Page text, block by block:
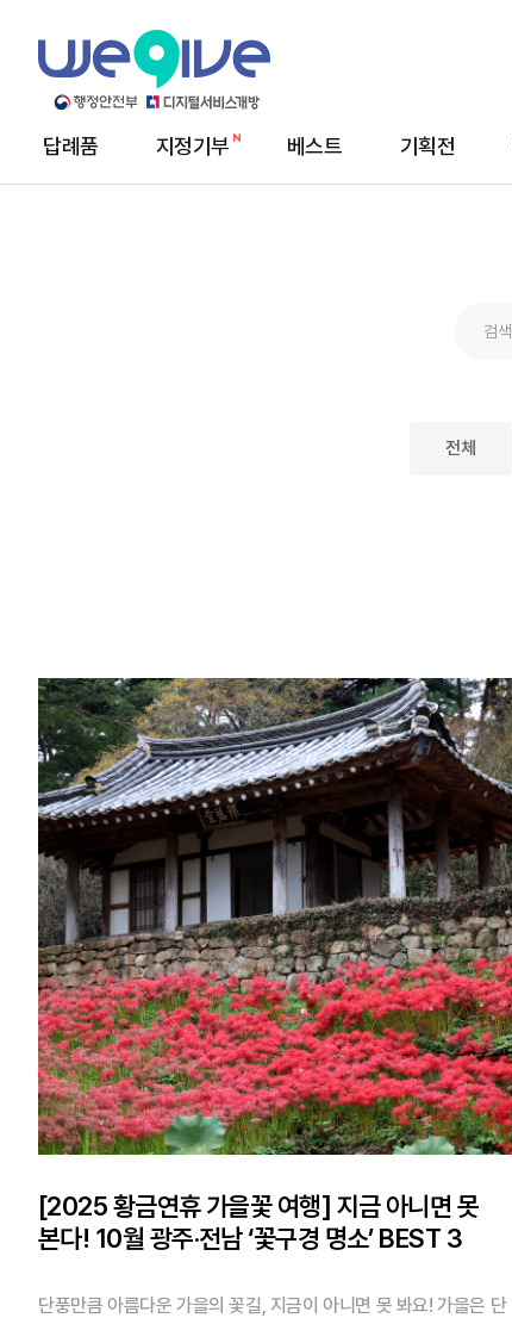
메
답례품 지정기부 베스트 기획전
전체
[2025 황금연휴 가을꽃 여행] 지금 아니면 못
본다! 10월 광주·전남 ‘꽃구경 명소’ BEST 3
단풍만큼 아름다운 가을의 꽃길, 지금이 아니면 못 봐요! 가을은 단